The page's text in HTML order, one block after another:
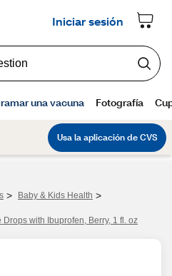
> Baby & Kids Health >
with Ibuprofen, Berry, 1 fl. oz